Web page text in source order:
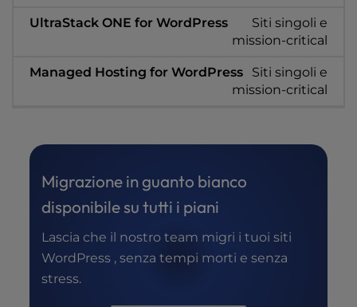
Siti singoli e
mission-critical
Siti singoli e
mission-critical
Migrazione in guanto bianco
disponibile su tutti i piani
Lascia che il nostro team migri i tuoi siti
WordPress , senza tempi morti e senza
stress.